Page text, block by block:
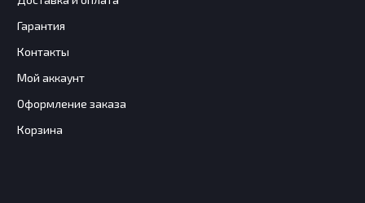
Гарантия
Контакты
Мой аккаунт
Оформление заказа
Корзина